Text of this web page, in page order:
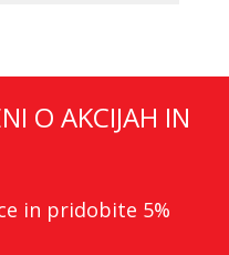
O AKCIJAH IN
in pridobite 5%